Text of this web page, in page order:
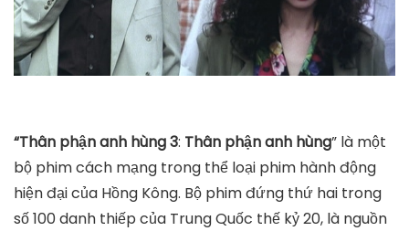
“Thân phận anh hùng 3: Thân phận anh hùng” là một
bộ phim cách mạng trong thể loại phim hành động
hiện đại của Hồng Kông. Bộ phim đứng thứ hai trong
số 100 danh thiếp của Trung Quốc thế kỷ 20, là nguồn